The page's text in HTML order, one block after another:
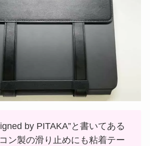
by PITAKA”と書いてある
ン製の滑り止めにも粘着テー